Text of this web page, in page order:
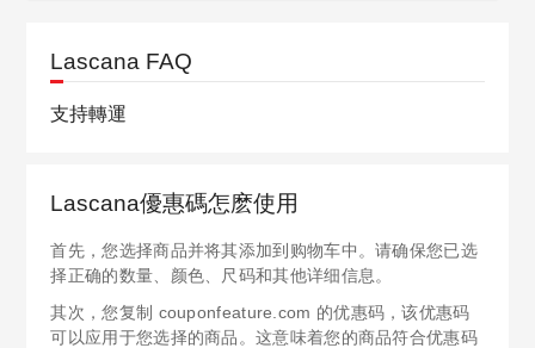
Lascana FAQ
支持轉運
Lascana優惠碼怎麽使用
首先，您选择商品并将其添加到购物车中。请确保您已选
择正确的数量、颜色、尺码和其他详细信息。
其次，您复制 couponfeature.com 的优惠码，该优惠码
可以应用于您选择的商品。这意味着您的商品符合优惠码